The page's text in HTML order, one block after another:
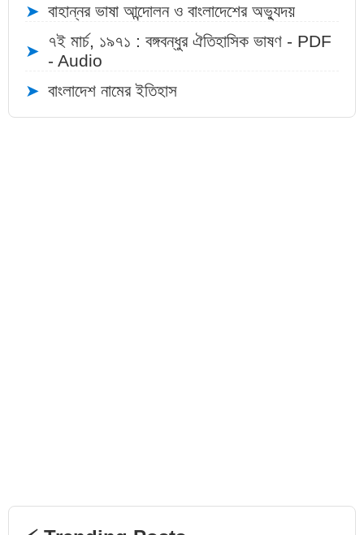
➤ বাহান্নর ভাষা আন্দোলন ও বাংলাদেশের অভ্যুদয়
➤
৭ই মার্চ, ১৯৭১ : বঙ্গবন্ধুর ঐতিহাসিক ভাষণ - PDF
- Audio
➤ বাংলাদেশ নামের ইতিহাস